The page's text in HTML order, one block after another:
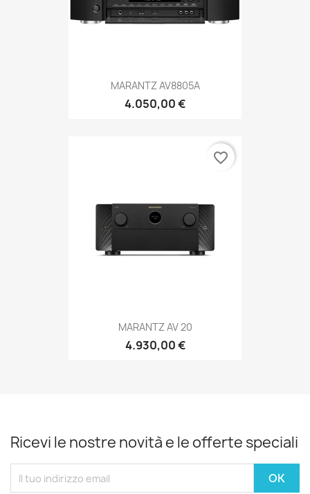
MARANTZ AV8805A
4.050,00 €
MARANTZ AV 20
4.930,00 €
favorite_border
Ricevi le nostre novità e le offerte speciali